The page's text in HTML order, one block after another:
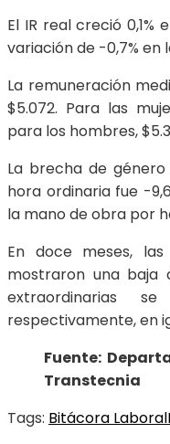
El IR real creció 0,1%
variación de -0,7% en
La remuneración
$5.072. Para las
para los hombres,
La brecha de
hora ordinaria fue -
la mano de obra por
En doce meses,
mostraron una baja
extraordinarias
respectivamente, en
Fuente:
Transtecnia
Tags: Bitácora Laboral